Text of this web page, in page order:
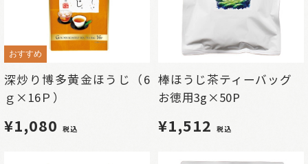
おすすめ
深炒り博多黄金ほうじ（6
ｇ×16Ｐ）
¥1,080 税込
棒ほうじ茶ティーバッグ
お徳用3g×50P
¥1,512 税込